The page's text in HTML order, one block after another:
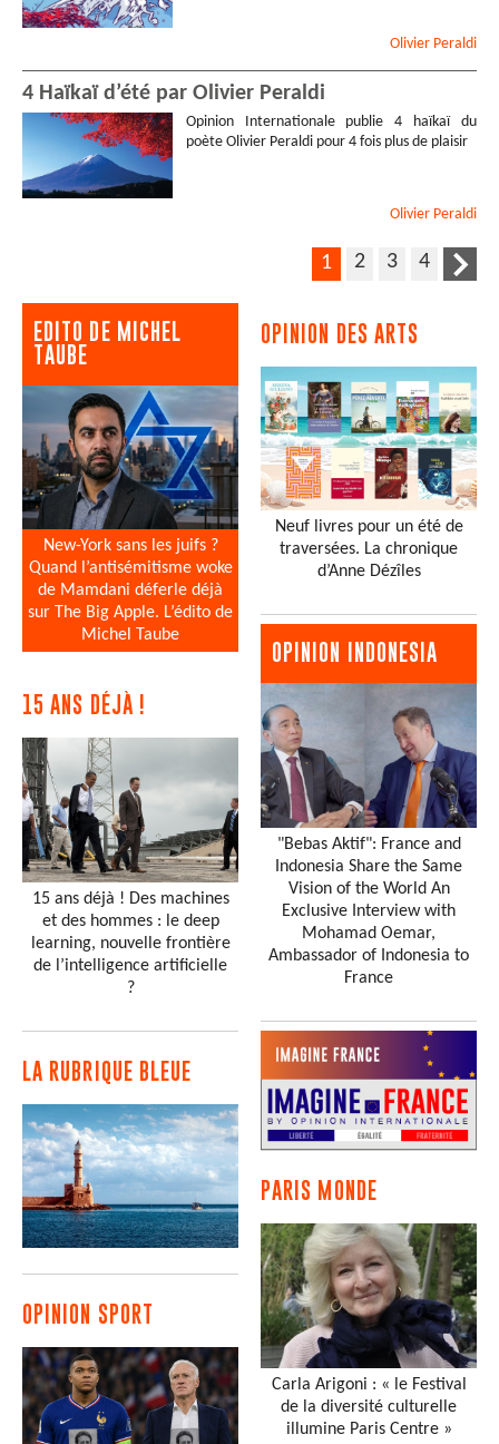
Olivier Peraldi
4 Haïkaï d’été par Olivier Peraldi
Opinion Internationale publie 4 haïkaï du
poète Olivier Peraldi pour 4 fois plus de plaisir
Olivier Peraldi
1 2 3 4
EDITO DE MICHEL
TAUBE
New-York sans les juifs ?
Quand l’antisémitisme woke
de Mamdani déferle déjà
sur The Big Apple. L’édito de
Michel Taube
15 ANS DÉJÀ !
15 ans déjà ! Des machines
et des hommes : le deep
learning, nouvelle frontière
de l’intelligence artificielle
?
LA RUBRIQUE BLEUE
OPINION SPORT
OPINION DES ARTS
Neuf livres pour un été de
traversées. La chronique
d’Anne Dézîles
OPINION INDONESIA
"Bebas Aktif": France and
Indonesia Share the Same
Vision of the World An
Exclusive Interview with
Mohamad Oemar,
Ambassador of Indonesia to
France
PARIS MONDE
Carla Arigoni : « le Festival
de la diversité culturelle
illumine Paris Centre »